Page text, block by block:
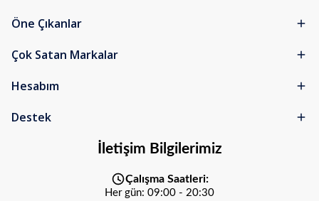
Öne Çıkanlar
Çok Satan Markalar
Hesabım
Destek
İletişim Bilgilerimiz
Çalışma Saatleri:
Her gün: 09:00 - 20:30